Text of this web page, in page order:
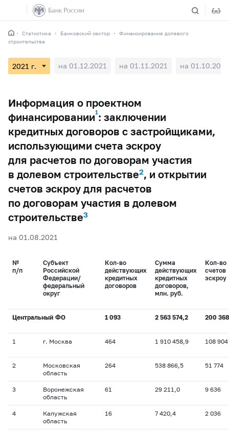
Статистика Банковский сектор
Финансирование долевого
строительства
на 01.12.2021 на 01.11.2021 на 01.10.2021
Информация о проектном
финансировании1: заключении
кредитных договоров с застройщиками,
использующими счета эскроу
для расчетов по договорам участия
в долевом строительстве2, и открытии
счетов эскроу для расчетов
по договорам участия в долевом
строительстве3
на 01.08.2021
№
п/п
Субъект
Российской
Федерации/
федеральный
округ
Кол-во
действующих
кредитных
договоров
Сумма
действующих
кредитных
договоров,
млн. руб.
Кол-во
счетов
эскроу
Центральный ФО 1 093 2 563 574,2 200 368
1 г. Москва 464 1 910 458,9 108 904
2
Московская
область
264 538 866,5 51 774
3
Воронежская
область
61 29 211,0 9 636
4
Калужская
область
16 7 420,4 2 036